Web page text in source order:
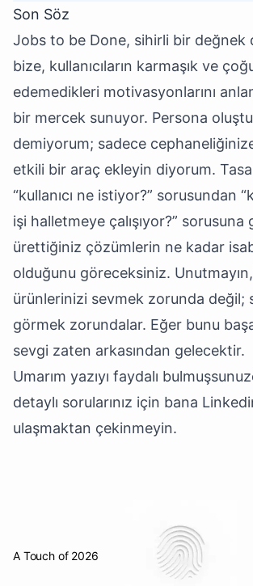
Son Söz
Jobs to be Done, sihirli bir değnek
bize, kullanıcıların karmaşık ve
edemedikleri motivasyonlarını
bir mercek sunuyor. Persona
demiyorum; sadece
etkili bir araç ekleyin diyorum.
“kullanıcı ne istiyor?” sorusundan
işi halletmeye çalışıyor?”
ürettiğiniz çözümlerin ne kadar
olduğunu göreceksiniz.
ürünlerinizi sevmek zorunda değil;
görmek zorundalar. Eğer bunu
sevgi zaten arkasından gelecektir.
Umarım yazıyı faydalı
detaylı sorularınız için bana
ulaşmaktan çekinmeyin.
A Touch of 2026